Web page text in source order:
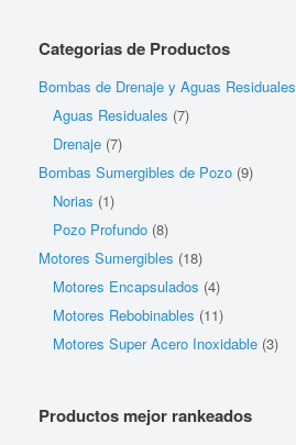
Categorias de Productos
Bombas de Drenaje y Aguas Residuales
Aguas Residuales (7)
Drenaje (7)
Bombas Sumergibles de Pozo (9)
Norias (1)
Pozo Profundo (8)
Motores Sumergibles (18)
Motores Encapsulados (4)
Motores Rebobinables (11)
Motores Super Acero Inoxidable (3)
Productos mejor rankeados